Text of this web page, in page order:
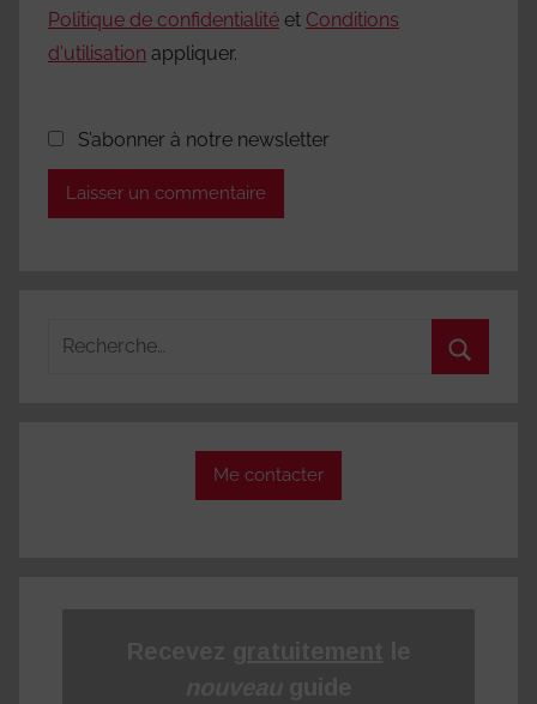
Politique de confidentialité et Conditions
d'utilisation appliquer.
S’abonner à notre newsletter
Recherche
Me contacter